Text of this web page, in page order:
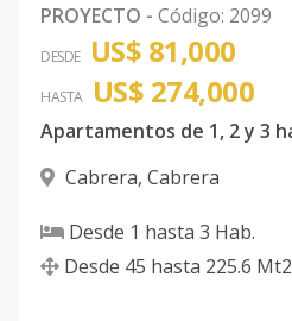
PROYECTO - Código: 2099
DESDE US$ 81,000
HASTA US$ 274,000
Cabrera, Cabrera
Desde 1 hasta 3 Hab.
Desde 45 hasta 225.6 Mt2